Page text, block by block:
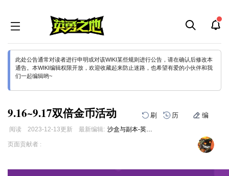
此处公告通常对读者进行申明或对该WIKI某些规则进行公告，请在确认后修改本
通告。本WIKI编辑权限开放，欢迎收藏起来防止迷路，也希望有爱的小伙伴和我
们一起编辑哟~
9.16~9.17双倍金币活动 刷 历 编
阅读 2023-12-13更新 最新编辑: 沙盒与副本-英勇之地
跳
航
跳
索
页面贡献者 :